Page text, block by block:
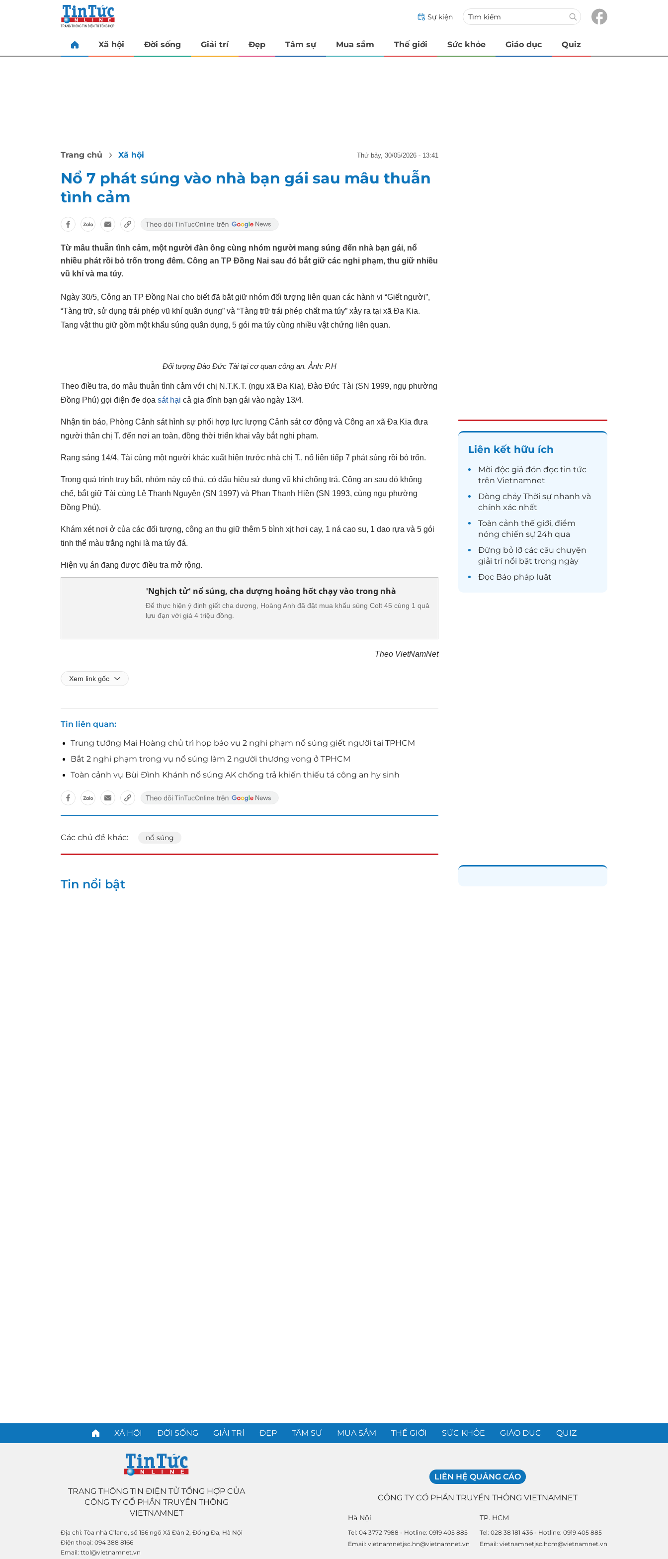
Sự kiện
Xã hội Đời sống Giải trí Đẹp Tâm sự Mua sắm Thế giới Sức khỏe Giáo dục Quiz
Trang chủ Xã hội thứ bảy, 30/05/2026 - 13:41
Nổ 7 phát súng vào nhà bạn gái sau mâu thuẫn
tình cảm
Từ mâu thuẫn tình cảm, một người đàn ông cùng nhóm người mang súng đến nhà bạn gái, nổ
nhiều phát rồi bỏ trốn trong đêm. Công an TP Đồng Nai sau đó bắt giữ các nghi phạm, thu giữ nhiều
vũ khí và ma túy.
Ngày 30/5, Công an TP Đồng Nai cho biết đã bắt giữ nhóm đối tượng liên quan các hành vi “Giết người”,
“Tàng trữ, sử dụng trái phép vũ khí quân dụng” và “Tàng trữ trái phép chất ma túy” xảy ra tại xã Đa Kia.
Tang vật thu giữ gồm một khẩu súng quân dụng, 5 gói ma túy cùng nhiều vật chứng liên quan.
Đối tượng Đào Đức Tài tại cơ quan công an. Ảnh: P.H
Theo điều tra, do mâu thuẫn tình cảm với chị N.T.K.T. (ngụ xã Đa Kia), Đào Đức Tài (SN 1999, ngụ phường
Đồng Phú) gọi điện đe dọa sát hại cả gia đình bạn gái vào ngày 13/4.
Nhận tin báo, Phòng Cảnh sát hình sự phối hợp lực lượng Cảnh sát cơ động và Công an xã Đa Kia đưa
người thân chị T. đến nơi an toàn, đồng thời triển khai vây bắt nghi phạm.
Rạng sáng 14/4, Tài cùng một người khác xuất hiện trước nhà chị T., nổ liên tiếp 7 phát súng rồi bỏ trốn.
Trong quá trình truy bắt, nhóm này cố thủ, có dấu hiệu sử dụng vũ khí chống trả. Công an sau đó khống
chế, bắt giữ Tài cùng Lê Thanh Nguyện (SN 1997) và Phan Thanh Hiền (SN 1993, cùng ngụ phường
Đồng Phú).
Khám xét nơi ở của các đối tượng, công an thu giữ thêm 5 bình xịt hơi cay, 1 ná cao su, 1 dao rựa và 5 gói
tinh thể màu trắng nghi là ma túy đá.
Hiện vụ án đang được điều tra mở rộng.
'Nghịch tử' nổ súng, cha dượng hoảng hốt chạy vào trong nhà
Để thực hiện ý định giết cha dượng, Hoàng Anh đã đặt mua khẩu súng Colt 45 cùng 1 quả
lựu đạn với giá 4 triệu đồng.
Theo VietNamNet
Xem link gốc
Tin liên quan
Trung tướng Mai Hoàng chủ trì họp báo vụ 2 nghi phạm nổ súng giết người tại TPHCM
Bắt 2 nghi phạm trong vụ nổ súng làm 2 người thương vong ở TPHCM
Toàn cảnh vụ Bùi Đình Khánh nổ súng AK chống trả khiến thiếu tá công an hy sinh
Các chủ đề khác: nổ súng
Liên kết hữu ích
Mời độc giả đón đọc tin tức
trên Vietnamnet
Dòng chảy Thời sự nhanh và
chính xác nhất
Toàn cảnh thế giới, điểm
nóng chiến sự 24h qua
Đừng bỏ lỡ các câu chuyện
giải trínổi bật trong ngày
Đọc Báo pháp luật
Tin nổi bật
XÃ HỘI ĐỜI SỐNG GIẢI TRÍ ĐẸP TÂM SỰ MUA SẮM THẾ GIỚI SỨC KHỎE GIÁO DỤC QUIZ
TRANG THÔNG TIN ĐIỆN TỬ TỔNG HỢP CỦA
CÔNG TY CỔ PHẦN TRUYỀN THÔNG
VIETNAMNET
Địa chỉ: Tòa nhà C’land, số 156 ngõ Xã Đàn 2, Đống Đa, Hà Nội
Điện thoại: 094 388 8166
Email: ttol@vietnamnet.vn
LIÊN HỆ QUẢNG CÁO
CÔNG TY CỔ PHẦN TRUYỀN THÔNG VIETNAMNET
Hà Nội
Tel: 04 3772 7988 - Hotline: 0919 405 885
Email: vietnamnetjsc.hn@vietnamnet.vn
TP. HCM
Tel: 028 38 181 436 - Hotline: 0919 405 885
Email: vietnamnetjsc.hcm@vietnamnet.vn